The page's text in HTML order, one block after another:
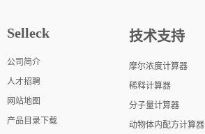
Selleck
公司简介
人才招聘
网站地图
产品目录下载
技术支持
摩尔浓度计算器
稀释计算器
分子量计算器
动物体内配方计算器